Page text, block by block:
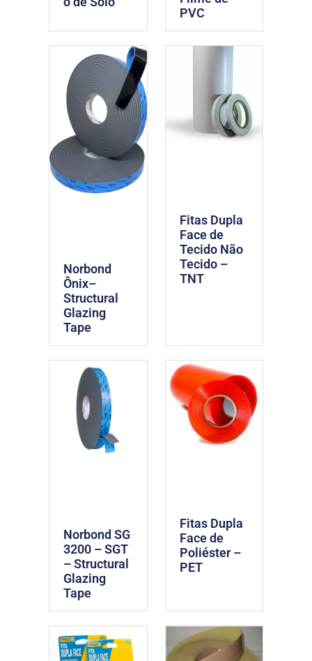
PVC
Norbond
Ônix–
Structural
Glazing
Tape
Fitas Dupla
Face de
Tecido Não
Tecido –
TNT
Norbond SG
3200 – SGT
– Structural
Glazing
Tape
Fitas Dupla
Face de
Poliéster –
PET